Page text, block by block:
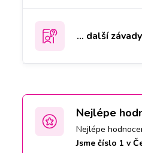
... další závady
Nejlépe
Nejlépe
Jsme číslo 1 v